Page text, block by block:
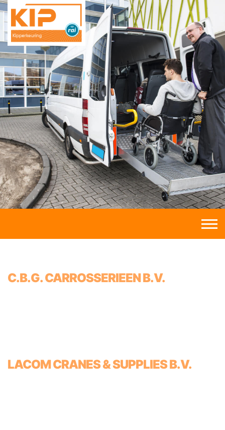
C.B.G. CARROSSERIEEN B.V.
LACOM CRANES & SUPPLIES B.V.